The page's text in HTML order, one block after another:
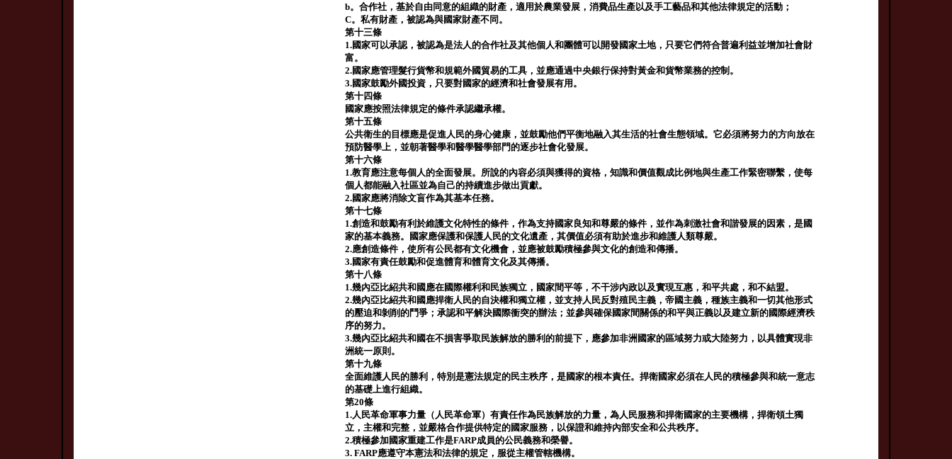
b。合作社，基於自由同意的組織的財產，適用於農業發展，消費品生產以及手工藝品和其他法律規定的活動；
C。私有財產，被認為與國家財產不同。
第十三條
1.國家可以承認，被認為是法人的合作社及其他個人和團體可以開發國家土地，只要它們符合普遍利益並增加社會財
富。
2.國家應管理髮行貨幣和規範外國貿易的工具，並應通過中央銀行保持對黃金和貨幣業務的控制。
3.國家鼓勵外國投資，只要對國家的經濟和社會發展有用。
第十四條
國家應按照法律規定的條件承認繼承權。
第十五條
公共衛生的目標應是促進人民的身心健康，並鼓勵他們平衡地融入其生活的社會生態領域。它必須將努力的方向放在
預防醫學上，並朝著醫學和醫學醫學部門的逐步社會化發展。
第十六條
1.教育應注意每個人的全面發展。所說的內容必須與獲得的資格，知識和價值觀成比例地與生產工作緊密聯繫，使每
個人都能融入社區並為自己的持續進步做出貢獻。
2.國家應將消除文盲作為其基本任務。
第十七條
1.創造和鼓勵有利於維護文化特性的條件，作為支持國家良知和尊嚴的條件，並作為刺激社會和諧發展的因素，是國
家的基本義務。國家應保護和保護人民的文化遺產，其價值必須有助於進步和維護人類尊嚴。
2.應創造條件，使所有公民都有文化機會，並應被鼓勵積極參與文化的創造和傳播。
3.國家有責任鼓勵和促進體育和體育文化及其傳播。
第十八條
1.幾內亞比紹共和國應在國際權利和民族獨立，國家間平等，不干涉內政以及實現互惠，和平共處，和不結盟。
2.幾內亞比紹共和國應捍衛人民的自決權和獨立權，並支持人民反對殖民主義，帝國主義，種族主義和一切其他形式
的壓迫和剝削的鬥爭；承認和平解決國際衝突的辦法；並參與確保國家間關係的和平與正義以及建立新的國際經濟秩
序的努力。
3.幾內亞比紹共和國在不損害爭取民族解放的勝利的前提下，應參加非洲國家的區域努力或大陸努力，以具體實現非
洲統一原則。
第十九條
全面維護人民的勝利，特別是憲法規定的民主秩序，是國家的根本責任。捍衛國家必須在人民的積極參與和統一意志
的基礎上進行組織。
第20條
1.人民革命軍事力量（人民革命軍）有責任作為民族解放的力量，為人民服務和捍衛國家的主要機構，捍衛領土獨
立，主權和完整，並嚴格合作提供特定的國家服務，以保證和維持內部安全和公共秩序。
2.積極參加國家重建工作是FARP成員的公民義務和榮譽。
3. FARP應遵守本憲法和法律的規定，服從主權管轄機構。